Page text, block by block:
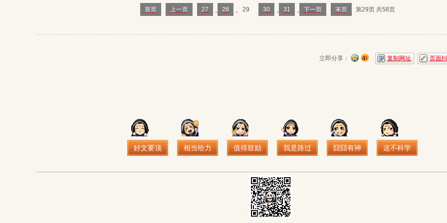
首页 上一页 27 28 29 30 31 下一页 末页 第29页 共58页
立即分享： 复制网址 页面
好文要顶 相当给力 值得鼓励 我是路过 囧囧有神 这不科学